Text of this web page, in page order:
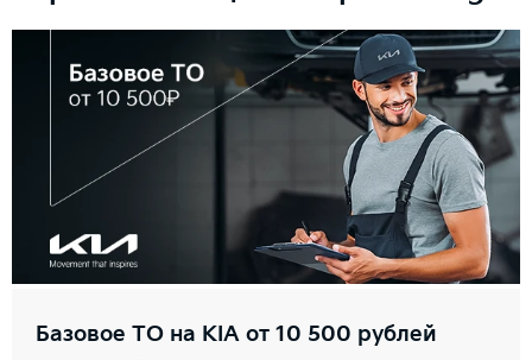
Базовое ТО на KIA от 10 500 рублей